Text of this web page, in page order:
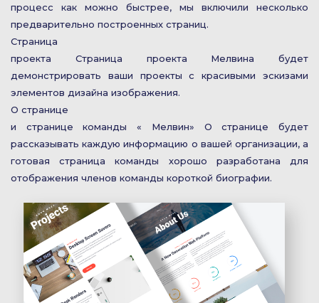
процесс как можно быстрее, мы включили несколько
предварительно построенных страниц.
Страница
проекта Страница проекта Мелвина будет
демонстрировать ваши проекты с красивыми эскизами
элементов дизайна изображения.
О странице
и странице команды « Мелвин» О странице будет
рассказывать каждую информацию о вашей организации, а
готовая страница команды хорошо разработана для
отображения членов команды короткой биографии.